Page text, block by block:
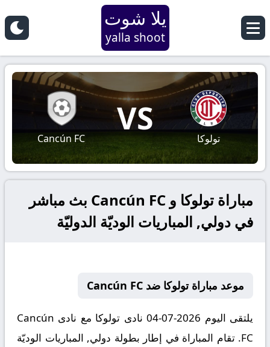
يلا شوت
yalla shoot
تولوكا
VS
Cancún FC
مباراة تولوكا و Cancún FC بث مباشر
في دولي, المباريات الوديّة الدوليّة
موعد مباراة تولوكا ضد Cancún FC
يلتقى اليوم 2026-07-04 نادى تولوكا مع نادى Cancún
FC. تقام المباراة في إطار بطولة دولي, المباريات الوديّة